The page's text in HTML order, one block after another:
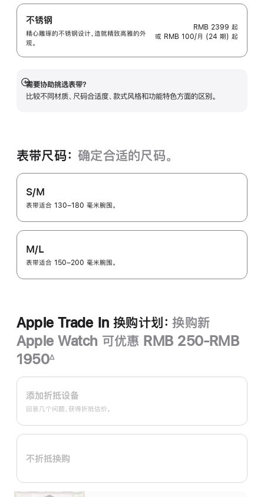
不锈钢
精心雕琢的不锈钢设计，造就精致高雅的外
观。
RMB 2399 起
或 RMB 100/月 (24 期) 起
需要协助挑选表带？
比较不同材质、尺码合适度、款式风格和功能特色方面的区别。
展
开
表带尺码： 确定合适的尺码。
S/M
表带适合 130–180 毫米腕围。
M/L
表带适合 150–200 毫米腕围。
Apple Trade In 换购计划： 换购新
Apple Watch 可优惠 RMB 250-RMB
1950
注
∆
Apple
Trade
换
购
划：
添加折抵设备
回答几个问题，获得折抵估价。
不折抵换购